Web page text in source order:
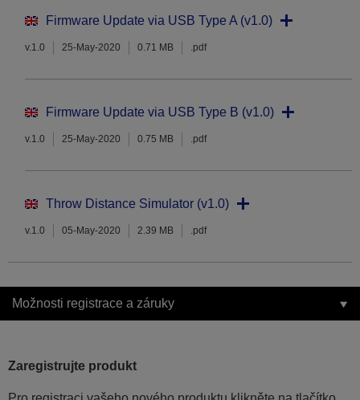
Firmware Update via USB Type A (v1.0)
v.1.0 25-May-2020 0.71 MB .pdf
Firmware Update via USB Type B (v1.0)
v.1.0 25-May-2020 0.75 MB .pdf
Throw Distance Simulator (v1.0)
v.1.0 05-May-2020 2.39 MB .pdf
Možnosti registrace a záruky
Zaregistrujte produkt